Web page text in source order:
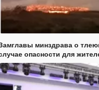
минздрава о
опасности для